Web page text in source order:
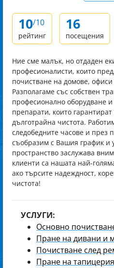
10/10
рейтинг
16
посещения
Ние сме малък, но отдаден
професионалисти, които
почистване на домове, офиси
Разполагаме със собствен
професионално оборудване и
препарати, които
дълготрайна чистота.
следобедните часове и през
съобразим с Вашия график и
пространство заслужава
клиенти са нашата най-
ако търсите надеждност,
чистота!
УСЛУГИ:
Основно
Пране на дивани и
Почистване след
Пране на